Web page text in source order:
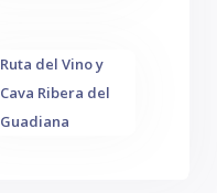
Ruta del Vino y
Cava Ribera del
Guadiana